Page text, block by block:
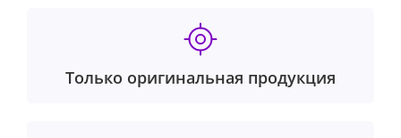
Только оригинальная продукция